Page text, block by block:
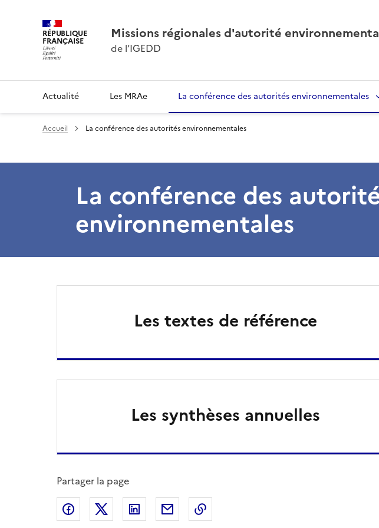
RÉPUBLIQUE
FRANÇAISE Missions régionales d'autorité
de l’IGEDD
Actualité Les MRAe La conférence des autorités environnementales
Accueil La conférence des autorités environnementales
La conférence des
environnementales
Les textes de référence
Les synthèses annuelles
Partager la page
Partager sur Facebook
Partager sur XPartager sur LinkedIn
Partager par email